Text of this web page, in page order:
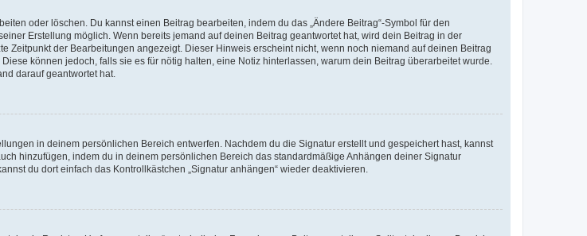
oder löschen. Du kannst einen Beitrag bearbeiten, indem du das „Ändere Beitrag“-Symbol für den
Erstellung möglich. Wenn bereits jemand auf deinen Beitrag geantwortet hat, wird dein Beitrag in der
Zeitpunkt der Bearbeitungen angezeigt. Dieser Hinweis erscheint nicht, wenn noch niemand auf deinen Beitrag
können jedoch, falls sie es für nötig halten, eine Notiz hinterlassen, warum dein Beitrag überarbeitet wurde.
darauf geantwortet hat.
in deinem persönlichen Bereich entwerfen. Nachdem du die Signatur erstellt und gespeichert hast, kannst
hinzufügen, indem du in deinem persönlichen Bereich das standardmäßige Anhängen deiner Signatur
du dort einfach das Kontrollkästchen „Signatur anhängen“ wieder deaktivieren.